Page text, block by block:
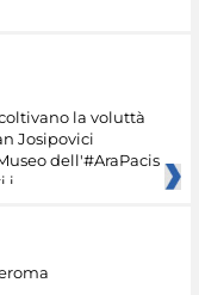
la voluttà
Josipovici
dell'#AraPacis
i